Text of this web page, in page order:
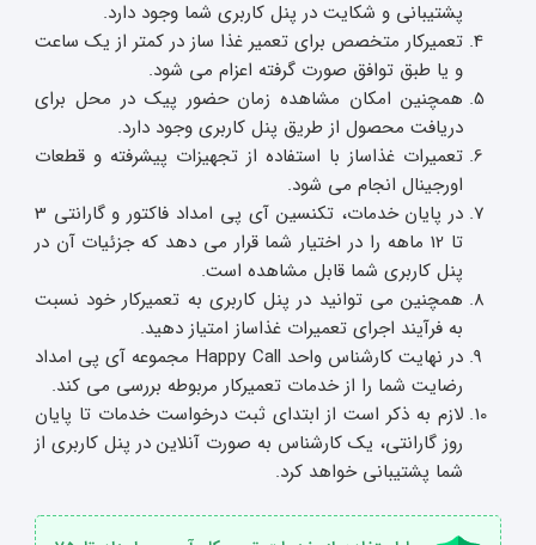
پشتیبانی و شکایت در پنل کاربری شما وجود دارد.
تعمیرکار متخصص برای تعمیر غذا ساز در کمتر از یک ساعت
و یا طبق توافق صورت گرفته اعزام می شود.
همچنین امکان مشاهده زمان حضور پیک در محل برای
دریافت محصول از طریق پنل کاربری وجود دارد.
تعمیرات غذاساز با استفاده از تجهیزات پیشرفته و قطعات
اورجینال انجام می شود.
در پایان خدمات، تکنسین آی پی امداد فاکتور و گارانتی 3
تا 12 ماهه را در اختیار شما قرار می دهد که جزئیات آن در
پنل کاربری شما قابل مشاهده است.
همچنین می توانید در پنل کاربری به تعمیرکار خود نسبت
به فرآیند اجرای تعمیرات غذاساز امتیاز دهید.
در نهایت کارشناس واحد Happy Call مجموعه آی پی امداد
رضایت شما را از خدمات تعمیرکار مربوطه بررسی می کند.
لازم به ذکر است از ابتدای ثبت درخواست خدمات تا پایان
روز گارانتی، یک کارشناس به صورت آنلاین در پنل کاربری از
شما پشتیبانی خواهد کرد.